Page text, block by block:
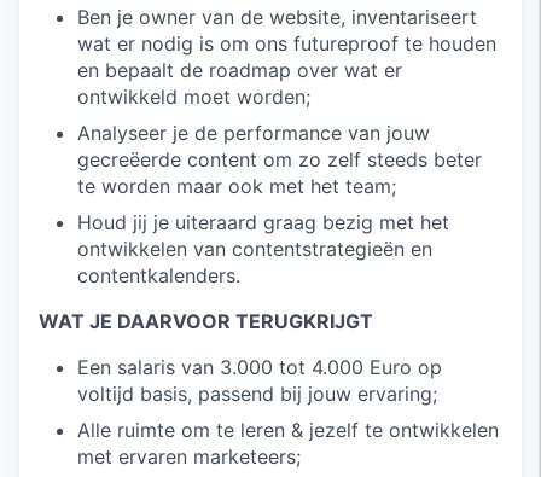
Ben je owner van de website, inventariseert
wat er nodig is om ons futureproof te houden
en bepaalt de roadmap over wat er
ontwikkeld moet worden;
Analyseer je de performance van jouw
gecreëerde content om zo zelf steeds beter
te worden maar ook met het team;
Houd jij je uiteraard graag bezig met het
ontwikkelen van contentstrategieën en
contentkalenders.
WAT JE DAARVOOR TERUGKRIJGT
Een salaris van 3.000 tot 4.000 Euro op
voltijd basis, passend bij jouw ervaring;
Alle ruimte om te leren & jezelf te ontwikkelen
met ervaren marketeers;